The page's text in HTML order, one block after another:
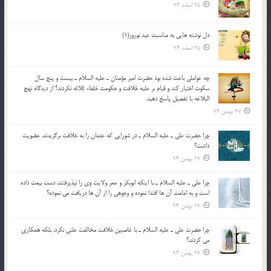
25 اسفند 94
دل نوشته هایی به مناسبت عید نوروز(1)
25 اسفند 94
چه عواملي باعث شده بود حضرت امير مؤمنان ـ عليه السلام ـ بيست و پنج سال
سکوت اختيار کند و قيام بر عليه خلافت و حکومت خلفاء ثلاثه نکردند؟ از ديدگاه نهج
البلاغه با تفصيل پاسخ دهيد.
27 بهمن 94
چرا حضرت علي ـ عليه السلام ـ در شورايي كه عثمان را به خلافت برگزيدند، عضويت
داشت؟
27 بهمن 94
چرا علي ـ عليه السلام ـ با اينكه ابوبكر و عمر ولايت وي را نپذيرفتند، دست بيعت داده
است و به امامت آن ها اقتدا نموده و وجوهي را از آن ها دريافت مي نموده؟
27 بهمن 94
چرا حضرت علي ـ عليه السلام ـ با غاصبين خلافت مخالفت علني نکرد، بلكه همكاري
مي کردند؟
27 بهمن 94